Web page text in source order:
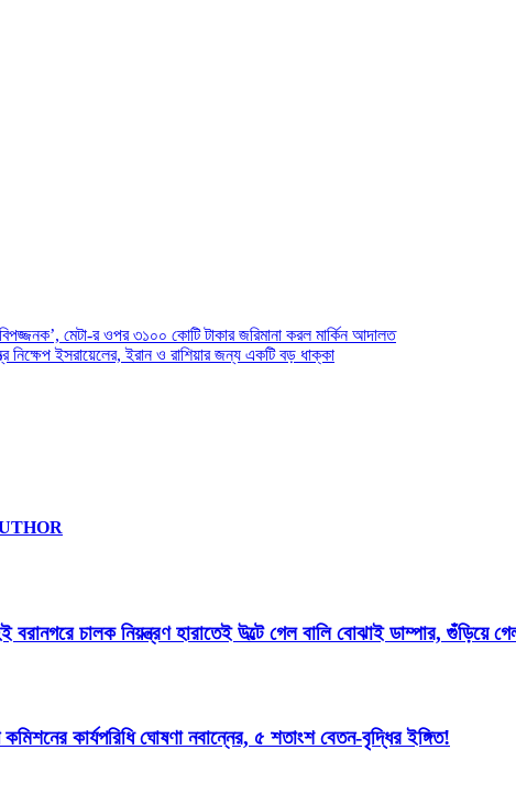
মেটা-র ওপর ৩১০০ কোটি টাকার জরিমানা করল মার্কিন আদালত
নিক্ষেপ ইসরায়েলের, ইরান ও রাশিয়ার জন্য একটি বড় ধাক্কা
চালক নিয়ন্ত্রণ হারাতেই উল্টে গেল বালি বোঝাই ডাম্পার, গুঁড়িয়ে
কার্যপরিধি ঘোষণা নবান্নের, ৫ শতাংশ বেতন-বৃদ্ধির ইঙ্গিত!